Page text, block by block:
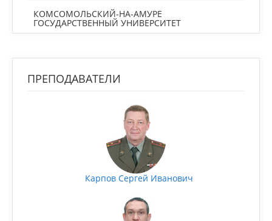
КОМСОМОЛЬСКИЙ-НА-АМУРЕ
ГОСУДАРСТВЕННЫЙ УНИВЕРСИТЕТ
ПРЕПОДАВАТЕЛИ
Карпов Сергей Иванович